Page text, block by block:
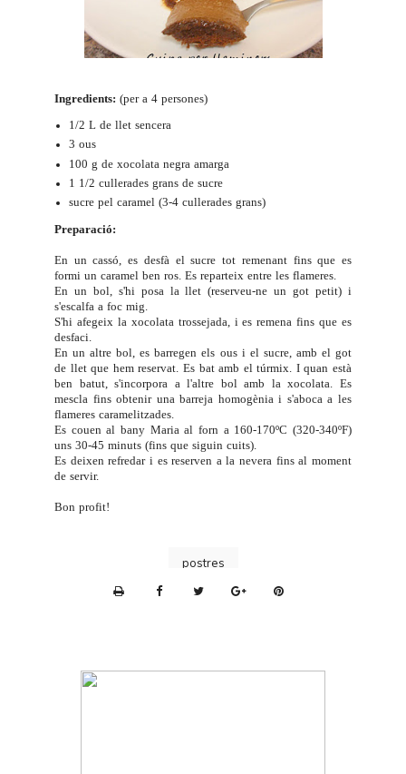
Ingredients: (per a 4 persones)
1/2 L de llet sencera
3 ous
100 g de xocolata negra amarga
1 1/2 cullerades grans de sucre
sucre pel caramel (3-4 cullerades grans)
Preparació:
En un cassó, es desfà el sucre tot remenant fins que es
formi un caramel ben ros. Es reparteix entre les flameres.
En un bol, s'hi posa la llet (reserveu-ne un got petit) i
s'escalfa a foc mig.
S'hi afegeix la xocolata trossejada, i es remena fins que es
desfaci.
En un altre bol, es barregen els ous i el sucre, amb el got
de llet que hem reservat. Es bat amb el túrmix. I quan està
ben batut, s'incorpora a l'altre bol amb la xocolata. Es
mescla fins obtenir una barreja homogènia i s'aboca a les
flameres caramelitzades.
Es couen al bany Maria al forn a 160-170ºC (320-340ºF)
uns 30-45 minuts (fins que siguin cuits).
Es deixen refredar i es reserven a la nevera fins al moment
de servir.
Bon profit!
postres
n